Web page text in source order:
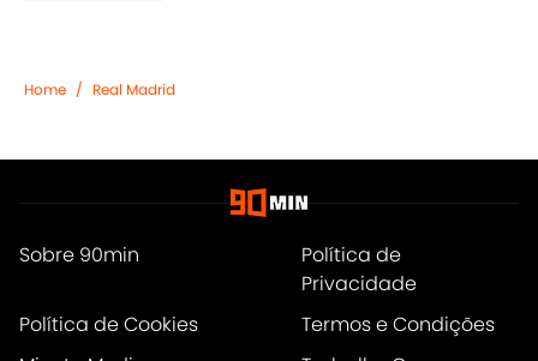
Home / Real Madrid
Sobre 90min
Política de
Privacidade
Política de Cookies
Termos e Condições